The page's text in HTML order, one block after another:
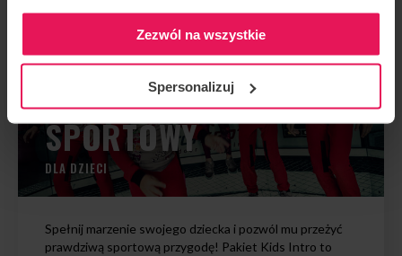
Zezwól na wszystkie
Spersonalizuj
TRENING
SPORTOWY
DLA DZIECI
Spełnij marzenie swojego dziecka i pozwól mu przeżyć
prawdziwą sportową przygodę! Pakiet Kids Intro to